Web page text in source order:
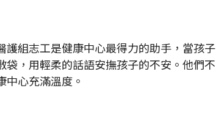
組志工是健康中心最得力的助手，當孩子
，用輕柔的話語安撫孩子的不安。他們不
心充滿溫度。